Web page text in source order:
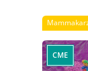
CME